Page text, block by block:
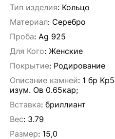
Тип изделия: Кольцо
Материал: Серебро
Проба: Ag 925
Для Кого: Женские
Покрытие: Родирование
Описание камней: 1 бр
изум. Ов 0.65кар;
Вставка: бриллиант
Вес: 3.79
Размер: 15,0